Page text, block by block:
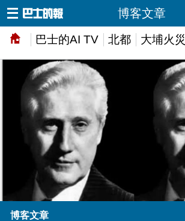
巴士的AI TV 北都 大埔火災
博客文章
博客文章